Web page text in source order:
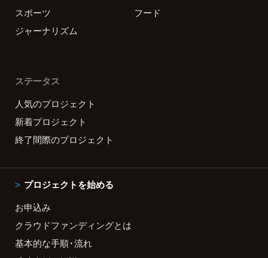
スポーツ
フード
ジャーナリズム
ステータス
人気のプロジェクト
新着プロジェクト
終了間際のプロジェクト
プロジェクトを始める
お申込み
クラウドファンディングとは
基本的な手順・流れ